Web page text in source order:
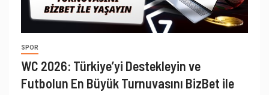
SPOR
WC 2026: Türkiye’yi Destekleyin ve
Futbolun En Büyük Turnuvasını BizBet ile